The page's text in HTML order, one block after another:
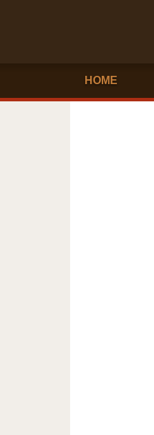
HOME